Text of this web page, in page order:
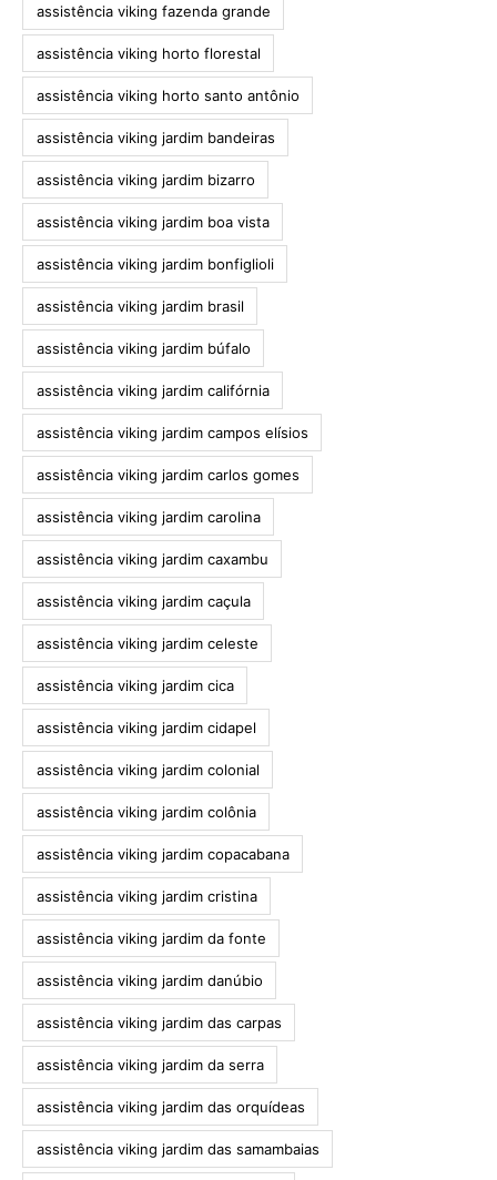
assistência viking fazenda grande
assistência viking horto florestal
assistência viking horto santo antônio
assistência viking jardim bandeiras
assistência viking jardim bizarro
assistência viking jardim boa vista
assistência viking jardim bonfiglioli
assistência viking jardim brasil
assistência viking jardim búfalo
assistência viking jardim califórnia
assistência viking jardim campos elísios
assistência viking jardim carlos gomes
assistência viking jardim carolina
assistência viking jardim caxambu
assistência viking jardim caçula
assistência viking jardim celeste
assistência viking jardim cica
assistência viking jardim cidapel
assistência viking jardim colonial
assistência viking jardim colônia
assistência viking jardim copacabana
assistência viking jardim cristina
assistência viking jardim da fonte
assistência viking jardim danúbio
assistência viking jardim das carpas
assistência viking jardim da serra
assistência viking jardim das orquídeas
assistência viking jardim das samambaias